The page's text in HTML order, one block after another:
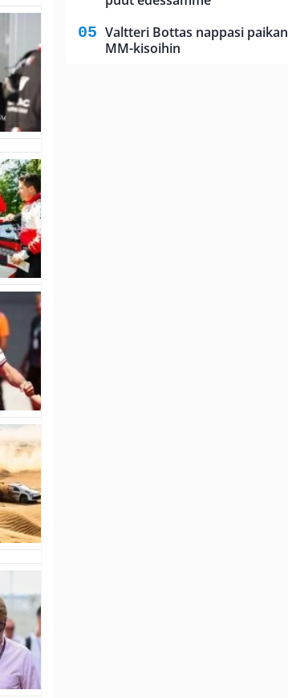
Valtteri Bottas nappasi paikan
MM-kisoihin